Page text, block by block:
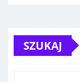
SZUKAJ